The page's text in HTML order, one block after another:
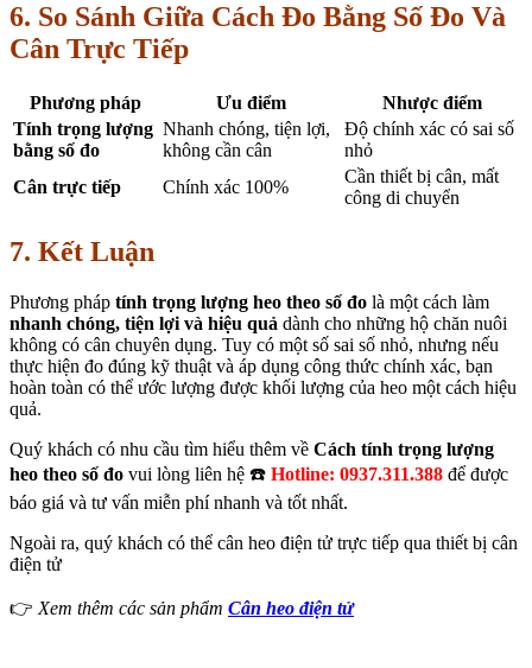
6. So Sánh Giữa Cách Đo Bằng Số Đo Và
Cân Trực Tiếp
Phương pháp Ưu điểm
Nhược điểm
Tính trọng lượng
bằng số đo
Nhanh chóng, tiện lợi,
không cần cân
Độ chính xác có sai số
nhỏ
Cân trực tiếp
Chính xác 100%
Cần thiết bị cân, mất
công di chuyển
7. Kết Luận
Phương pháp tính trọng lượng heo theo số đo là một cách làm
nhanh chóng, tiện lợi và hiệu quả dành cho những hộ chăn nuôi
không có cân chuyên dụng. Tuy có một số sai số nhỏ, nhưng nếu
thực hiện đo đúng kỹ thuật và áp dụng công thức chính xác, bạn
hoàn toàn có thể ước lượng được khối lượng của heo một cách hiệu
quả.
Quý khách có nhu cầu tìm hiểu thêm về Cách tính trọng lượng
heo theo số đo vui lòng liên hệ ☎️ Hotline: 0937.311.388 để được
báo giá và tư vấn miễn phí nhanh và tốt nhất.
Ngoài ra, quý khách có thể cân heo điện tử trực tiếp qua thiết bị cân
điện tử
👉 Xem thêm các sản phẩm Cân heo điện tử